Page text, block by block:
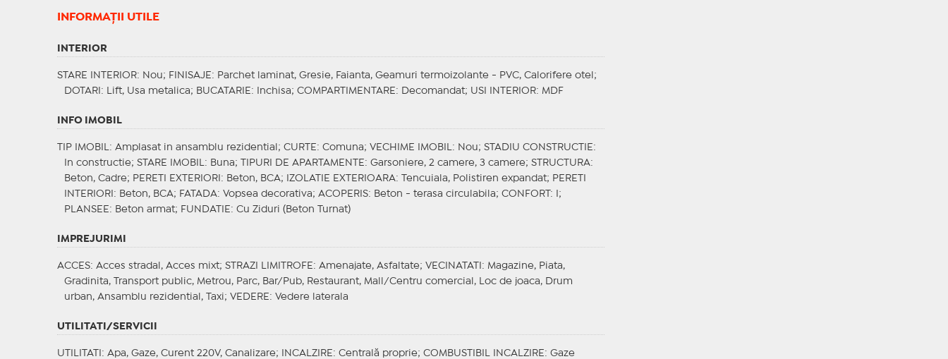
INFORMAŢII UTILE
INTERIOR
STARE INTERIOR: Nou; FINISAJE : Parchet laminat, Gresie, Faianta, Geamuri termoizolante - PVC, Calorifere otel;
DOTARI : Lift, Usa metalica; BUCATARIE : Inchisa; COMPARTIMENTARE : Decomandat; USI INTERIOR: MDF
INFO IMOBIL
TIP IMOBIL : Amplasat in ansamblu rezidential; CURTE : Comuna; VECHIME IMOBIL : Nou; STADIU CONSTRUCTIE :
In constructie; STARE IMOBIL : Buna; TIPURI DE APARTAMENTE : Garsoniere, 2 camere, 3 camere; STRUCTURA:
Beton, Cadre; PERETI EXTERIORI : Beton, BCA; IZOLATIE EXTERIOARA: Tencuiala, Polistiren expandat; PERETI
INTERIORI : Beton, BCA; FATADA: Vopsea decorativa; ACOPERIS: Beton - terasa circulabila; CONFORT
: I;
PLANSEE : Beton armat; FUNDATIE : Cu Ziduri (Beton Turnat)
IMPREJURIMI
ACCES: Acces stradal, Acces mixt; STRAZI LIMITROFE : Amenajate, Asfaltate; VECINATATI
: Magazine, Piata,
Gradinita, Transport public, Metrou, Parc, Bar/Pub, Restaurant, Mall/Centru comercial, Loc de joaca, Drum
urban, Ansamblu rezidential, Taxi; VEDERE : Vedere laterala
UTILITATI/SERVICII
UTILITATI : Apa, Gaze, Curent 220V, Canalizare; INCALZIRE : Centrală proprie; COMBUSTIBIL INCALZIRE : Gaze